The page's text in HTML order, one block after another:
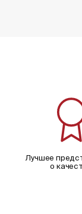
Лучшее
о